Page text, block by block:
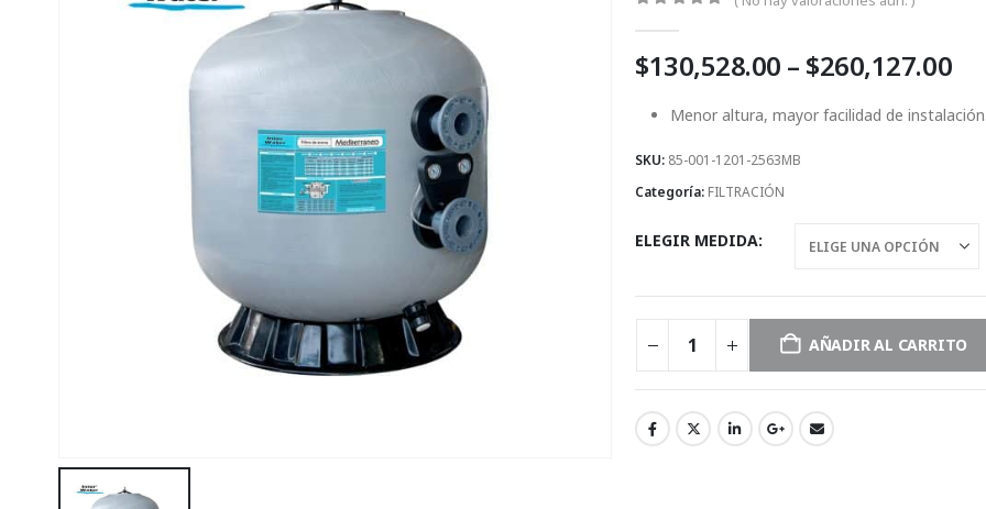
$130,528.00 – $260,127.00
Menor altura, mayor facilidad de instalación.
SKU: 85-001-1201-2563MB
Categoría: FILTRACIÓN
ELEGIR MEDIDA
AÑADIR AL CARRITO